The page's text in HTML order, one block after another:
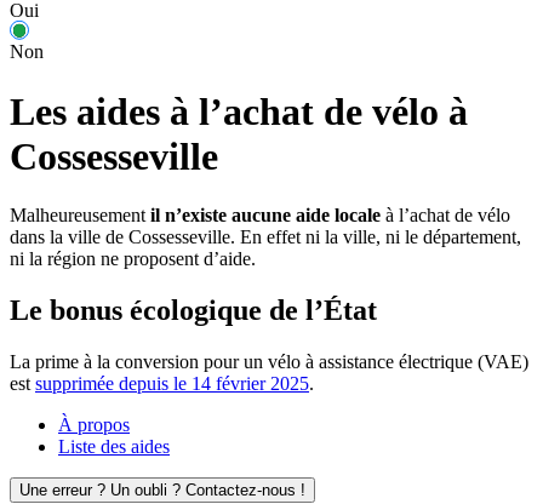
Oui
Non
Les aides à l’achat de vélo à
Cossesseville
Malheureusement il n’existe aucune aide locale à l’achat de vélo
dans la ville de Cossesseville. En effet ni la ville, ni le département,
ni la région ne proposent d’aide.
Le bonus écologique de l’État
La prime à la conversion pour un vélo à assistance électrique (VAE)
est supprimée depuis le 14 février 2025.
À propos
Liste des aides
Une erreur ? Un oubli ? Contactez-nous !